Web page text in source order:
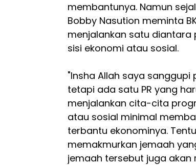
membantunya. Namun
Bobby Nasution meminta
menjalankan satu
sisi ekonomi atau sosial.
"Insha Allah saya
tetapi ada satu PR yang
menjalankan cita-cita
atau sosial minimal
terbantu ekonominya.
memakmurkan jemaah
jemaah tersebut juga akan